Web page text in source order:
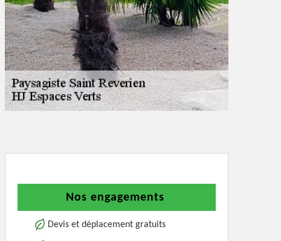
Nos engagements
Devis et déplacement gratuits